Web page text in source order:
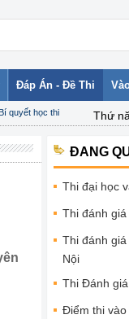
Đáp Án - Đề Thi
Bí quyết học thi Thứ
ĐANG
Thi đại học
Thi đánh
Thi đánh
Nội
Thi Đánh
Điểm thi